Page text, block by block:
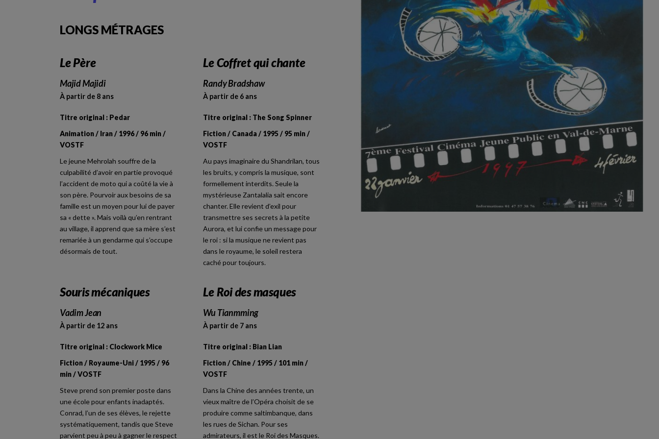
LONGS MÉTRAGES
Le Père
Majid Majidi
À partir de 8 ans
Titre original : Pedar
Animation / Iran / 1996 / 96 min /
VOSTF
Le jeune Mehrolah souffre de la
culpabilité d’avoir en partie provoqué
l’accident de moto qui a coûté la vie à
son père. Pourvoir aux besoins de sa
famille est un moyen pour lui de payer
sa « dette ». Mais voilà qu’en rentrant
au village, il apprend que sa mère s’est
remariée à un gendarme qui s’occupe
désormais de tout.
Le Coffret qui chante
Randy Bradshaw
À partir de 6 ans
Titre original : The Song Spinner
Fiction / Canada / 1995 / 95 min /
VOSTF
Au pays imaginaire du Shandrilan, tous
les bruits, y compris la musique, sont
formellement interdits. Seule la
mystérieuse Zantalalia sait encore
chanter. Elle revient d’exil pour
transmettre ses secrets à la petite
Aurora, et lui confie un message pour
le roi : si la musique ne revient pas
dans le royaume, le soleil restera
caché pour toujours.
Souris mécaniques
Vadim Jean
À partir de 12 ans
Titre original : Clockwork Mice
Fiction / Royaume-Uni / 1995 / 96
min / VOSTF
Steve prend son premier poste dans
une école pour enfants inadaptés.
Conrad, l’un de ses élèves, le rejette
systématiquement, tandis que Steve
parvient peu à peu à gagner le respect
Le Roi des masques
Wu Tianmming
À partir de 7 ans
Titre original : Bian Lian
Fiction / Chine / 1995 / 101 min /
VOSTF
Dans la Chine des années trente, un
vieux maître de l’Opéra choisit de se
produire comme saltimbanque, dans
les rues de Sichan. Pour ses
admirateurs, il est le Roi des Masques.